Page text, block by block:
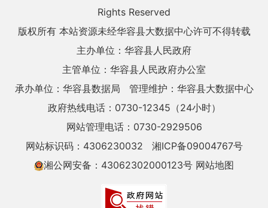
Rights Reserved
版权所有 本站资源未经华容县大数据中心许可不得转载
主办单位：华容县人民政府
主管单位：华容县人民政府办公室
承办单位：华容县数据局
管理维护：华容县大数据中心
政府热线电话：0730-12345（24小时）
网站管理电话：0730-2929506
网站标识码：4306230032
湘ICP备09004767号
湘公网安备：43062302000123号 网站地图